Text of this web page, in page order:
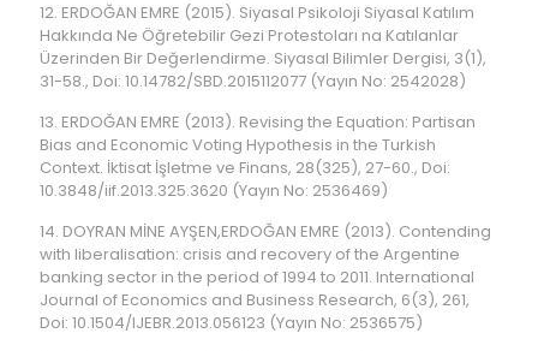
12. ERDOĞAN EMRE (2015). Siyasal Psikoloji Siyasal Katılım
Hakkında Ne Öğretebilir Gezi Protestoları na Katılanlar
Üzerinden Bir Değerlendirme. Siyasal Bilimler Dergisi, 3(1),
31-58., Doi: 10.14782/SBD.2015112077 (Yayın No: 2542028)
13. ERDOĞAN EMRE (2013). Revising the Equation: Partisan
Bias and Economic Voting Hypothesis in the Turkish
Context. İktisat İşletme ve Finans, 28(325), 27-60., Doi:
10.3848/iif.2013.325.3620 (Yayın No: 2536469)
14. DOYRAN MİNE AYŞEN,ERDOĞAN EMRE (2013). Contending
with liberalisation: crisis and recovery of the Argentine
banking sector in the period of 1994 to 2011. International
Journal of Economics and Business Research, 6(3), 261,
Doi: 10.1504/IJEBR.2013.056123 (Yayın No: 2536575)